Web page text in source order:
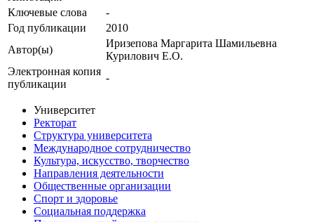
Ключевые cлова
-
Год публикации
2010
Автор(ы)
Иризепова Маргарита Шамильевна
Курилович Е.О.
Электронная копия
публикации
-
Университет
Ректорат
Структура университета
Международное сотрудничество
Культура, искусство, творчество
Направления деятельности
Общественные организации
Спорт и здоровье
Социальная поддержка